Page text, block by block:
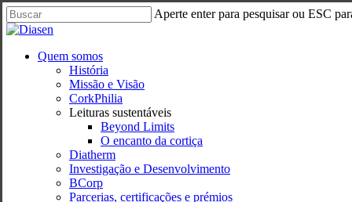
Skip
to
content
Aperte enter para pesquisar ou ESC
Close
search
Menu
Quem somos
História
Missão e Visão
CorkPhilia
Leituras sustentáveis
Beyond Limits
O encanto da cortiça
Diatherm
Investigação e Desenvolvimento
BCorp
Parcerias, certificações e prémios